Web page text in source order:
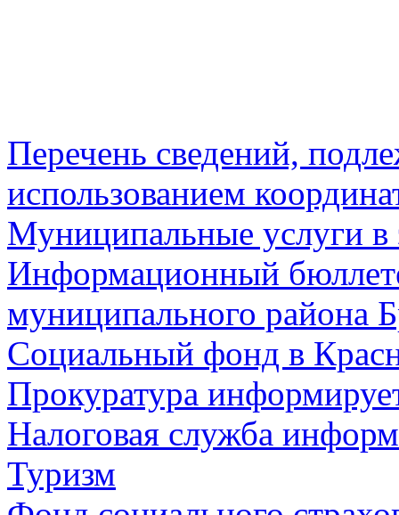
Перечень сведений,
использованием
Муниципальные услуги в
Информационный
муниципального района
Социальный фонд в
Прокуратура
Налоговая служба
Туризм